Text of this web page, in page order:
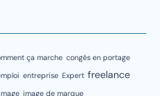
ça marche congés en portage
entreprise Expert freelance
image de marque